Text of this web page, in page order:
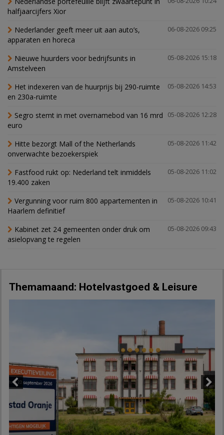
halfjaarcijfers Xior
06-08-2026 09:25
Nederlander geeft meer uit aan auto’s,
apparaten en horeca
05-08-2026 15:18
Nieuwe huurders voor bedrijfsunits in
Amstelveen
05-08-2026 14:53
Het indexeren van de huurprijs bij 290-ruimte
en 230a-ruimte
05-08-2026 12:28
Segro stemt in met overnamebod van 16 mrd
euro
05-08-2026 11:42
Hitte bezorgt Mall of the Netherlands
onverwachte bezoekerspiek
05-08-2026 11:02
Fastfood rukt op: Nederland telt inmiddels
19.400 zaken
05-08-2026 10:41
Vergunning voor ruim 800 appartementen in
Haarlem definitief
05-08-2026 09:43
Kabinet zet 24 gemeenten onder druk om
asielopvang te regelen
Themamaand: Hotelvastgoed & Leisure
Next